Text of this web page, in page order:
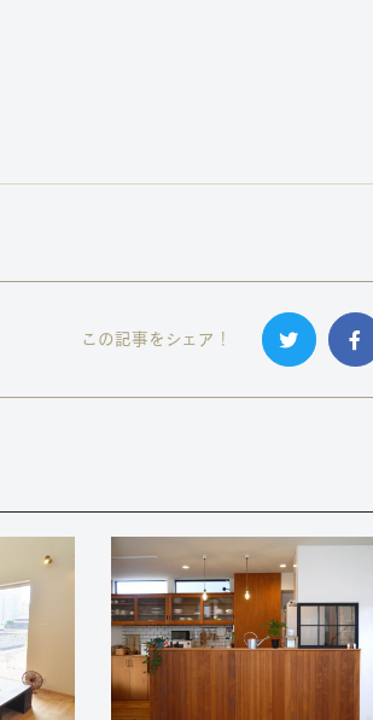
この記事をシェア！